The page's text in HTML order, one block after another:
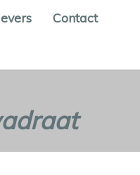
Contact